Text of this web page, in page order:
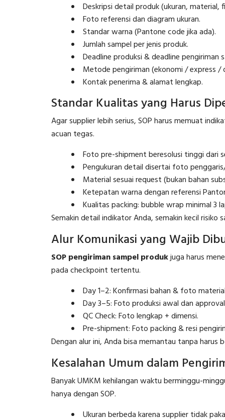
Deskripsi detail produk (ukuran, material,
Foto referensi dan diagram ukuran.
Standar warna (Pantone code jika ada).
Jumlah sampel per jenis produk.
Deadline produksi & deadline pengiriman
Metode pengiriman (ekonomi / express /
Kontak penerima & alamat lengkap.
Standar Kualitas yang Harus
Agar supplier lebih serius, SOP harus memuat
acuan tegas.
Foto pre-shipment beresolusi tinggi dari
Pengukuran detail disertai foto
Material sesuai request (bukan bahan
Ketepatan warna dengan referensi
Kualitas packing: bubble wrap minimal 3
Semakin detail indikator Anda, semakin kecil risiko
Alur Komunikasi yang Wajib
SOP pengiriman sampel produkjuga harus
pada checkpoint tertentu.
Day 1–2: Konfirmasi bahan & foto
Day 3–5: Foto produksi awal dan
QC Check: Foto lengkap + dimensi.
Pre-shipment: Foto packing & resi
Dengan alur ini, Anda bisa memantau tanpa harus
Kesalahan Umum dalam
Banyak UMKM kehilangan waktu berminggu-
hanya dengan SOP.
Ukuran berbeda karena supplier tidak